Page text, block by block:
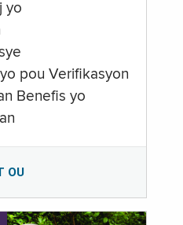
yo
pou Verifikasyon
Benefis yo
OU